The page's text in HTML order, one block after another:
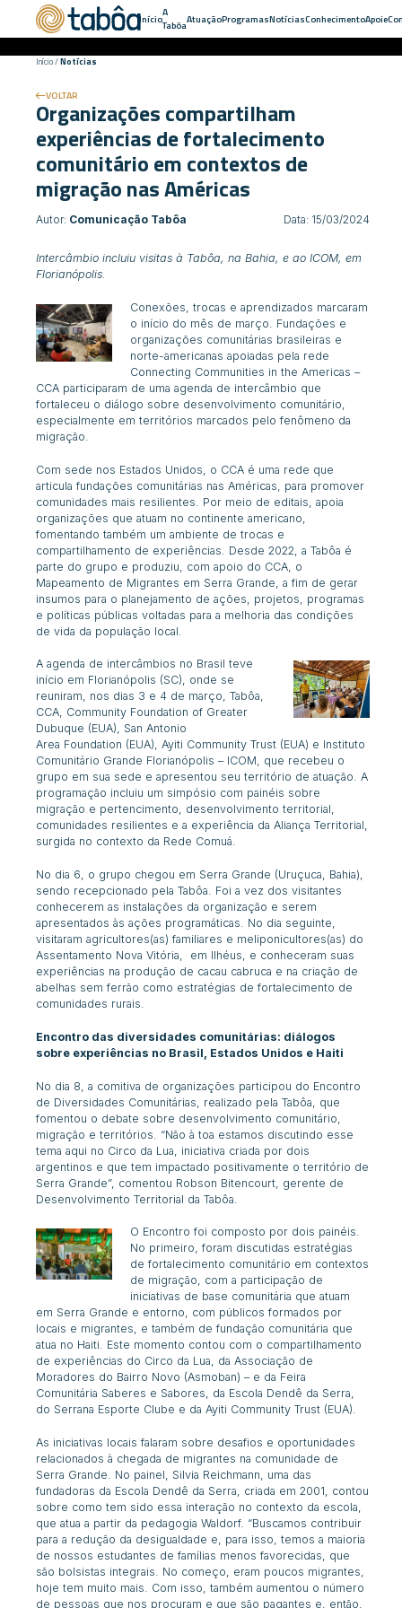
InícioA
TabôaAtuaçãoProgramasNotíciasConhecimentoApoie
Início/Notícias
Organizações compartilham
experiências de fortalecimento
comunitário em contextos de
migração nas Américas
VOLTAR
Autor: Comunicação Tabôa Data: 15/03/2024
Intercâmbio incluiu visitas à Tabôa, na Bahia, e ao ICOM, em
Florianópolis.
Conexões, trocas e aprendizados marcaram
o início do mês de março. Fundações e
organizações comunitárias brasileiras e
norte-americanas apoiadas pela rede
Connecting Communities in the Americas –
CCA participaram de uma agenda de intercâmbio que
fortaleceu o diálogo sobre desenvolvimento comunitário,
especialmente em territórios marcados pelo fenômeno da
migração.
Com sede nos Estados Unidos, o CCA é uma rede que
articula fundações comunitárias nas Américas, para promover
comunidades mais resilientes. Por meio de editais, apoia
organizações que atuam no continente americano,
fomentando também um ambiente de trocas e
compartilhamento de experiências. Desde 2022, a Tabôa é
parte do grupo e produziu, com apoio do CCA, o
Mapeamento de Migrantes em Serra Grande , a fim de gerar
insumos para o planejamento de ações, projetos, programas
e políticas públicas voltadas para a melhoria das condições
de vida da população local.
A agenda de intercâmbios no Brasil teve
início em Florianópolis (SC), onde se
reuniram, nos dias 3 e 4 de março, Tabôa,
CCA, Community Foundation of Greater
Dubuque (EUA), San Antonio
Area Foundation (EUA),Ayiti Community Trust (EUA) e Instituto
Comunitário Grande Florianópolis – ICOM, que recebeu o
grupo em sua sede eapresentou seu território de atuação. A
programação incluiu um simpósio com painéis sobre
migração e pertencimento, desenvolvimento territorial,
comunidades resilientes e a experiência da Aliança Territorial,
surgida no contexto da Rede Comuá.
No dia 6, o grupo chegou em Serra Grande (Uruçuca, Bahia),
sendo recepcionado pela Tabôa. Foi a vez dos visitantes
conheceremas instalações da organização e serem
apresentados às ações programáticas. No dia seguinte,
visitaramagricultores(as) familiares e meliponicultores(as) do
Assentamento Nova Vitória,
em Ilhéus, e conheceram suas
experiências na produção de cacau cabruca e na criação de
abelhas sem ferrão como estratégias de fortalecimento de
comunidades rurais.
Encontro das diversidades comunitárias: diálogos
sobre experiências no Brasil, Estados Unidos e Haiti
No dia 8, a comitiva de organizações participou do Encontro
de Diversidades Comunitárias , realizado pela Tabôa, que
fomentou o debate sobre desenvolvimento comunitário,
migração e territórios. “Não à toa estamos discutindo esse
tema aqui no Circo da Lua, iniciativa criada por dois
argentinos e que tem impactado positivamente o território de
Serra Grande”, comentou Robson Bitencourt, gerente de
Desenvolvimento Territorial da Tabôa.
O Encontro foi composto por dois painéis.
No primeiro, foram discutidas estratégias
de fortalecimento comunitário em contextos
de migração, com a participação de
iniciativas de base comunitária que atuam
em Serra Grande e entorno, com públicos formados por
locais e migrantes, e também de fundação comunitária que
atua no Haiti. Este momento contou com o compartilhamento
de experiências do Circo da Lua, da Associação de
Moradores do Bairro Novo (Asmoban) – e da Feira
Comunitária Saberes e Sabores, da Escola Dendê da Serra,
do Serrana Esporte Clube e daAyiti Community Trust (EUA).
As iniciativas locais falaram sobre desafios e oportunidades
relacionados à chegada de migrantes na comunidade de
Serra Grande. No painel, Silvia Reichmann, uma das
fundadoras da Escola Dendê da Serra, criada em 2001, contou
sobre como tem sido essa interação no contexto da escola,
que atua a partir da pedagogia Waldorf. “Buscamos contribuir
para a redução da desigualdade e, para isso, temos a maioria
de nossos estudantes de famílias menos favorecidas, que
são bolsistas integrais. No começo, eram poucos migrantes,
hoje tem muito mais. Com isso, também aumentou o número
de pessoas que nos procuram e que são pagantes e, então,